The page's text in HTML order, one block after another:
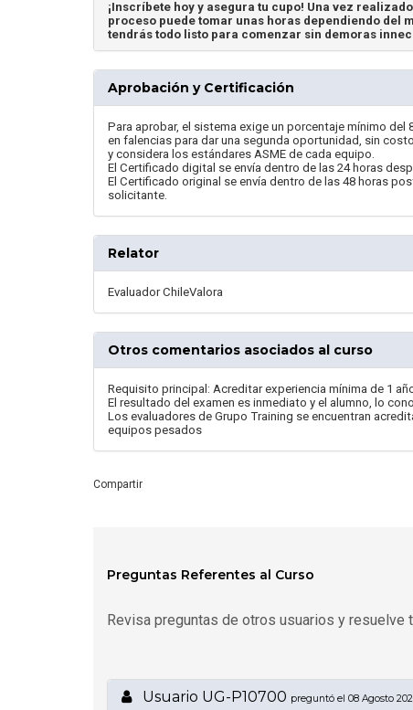
¡Inscríbete hoy y asegura tu cupo! Una vez
proceso puede tomar unas horas dependiendo del
tendrás todo listo para comenzar sin demoras
Aprobación y Certificación
Para aprobar, el sistema exige un porcentaje mínimo del
en falencias para dar una segunda oportunidad, sin
y considera los estándares ASME de cada equipo.
El Certificado digital se envía dentro de las 24 horas
El Certificado original se envía dentro de las 48 horas
solicitante.
Relator
Evaluador ChileValora
Otros comentarios asociados al curso
Requisito principal: Acreditar experiencia mínima de 1
El resultado del examen es inmediato y el alumno, lo
Los evaluadores de Grupo Training se encuentran
equipos pesados
Compartir
Preguntas Referentes al Curso
Revisa preguntas de otros usuarios y resuelve
Usuario UG-P10700 preguntó el 08 Agosto